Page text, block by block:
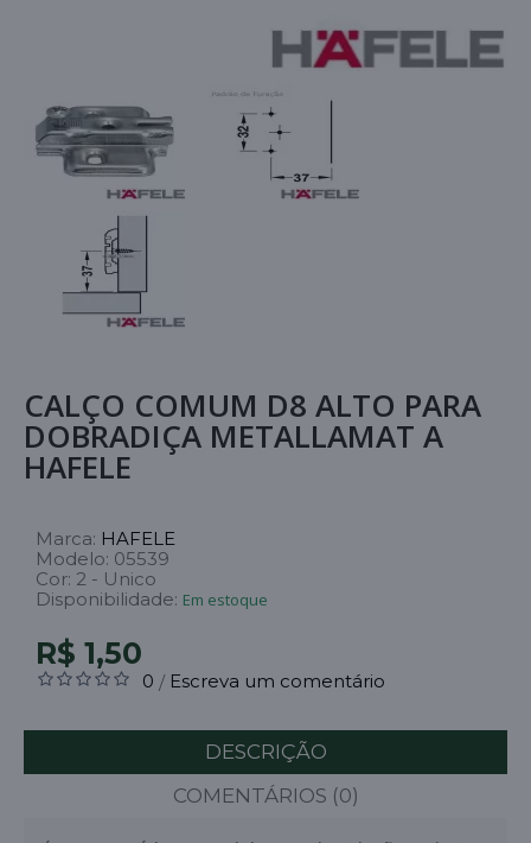
CALÇO COMUM D8 ALTO PARA
DOBRADIÇA METALLAMAT A
HAFELE
Marca: HAFELE
Modelo: 05539
Cor: 2 - Unico
Disponibilidade: Em estoque
R$ 1,50
0 / Escreva um comentário
DESCRIÇÃO
COMENTÁRIOS (0)